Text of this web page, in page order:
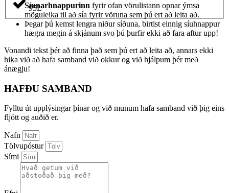
95L
Síunarhnappurinn fyrir ofan vörulistann opnar ýmsa
möguleika til að sía fyrir vöruna sem þú ert að leita að.
Þegar þú kemst lengra niður síðuna, birtist einnig síuhnappur
hægra megin á skjánum svo þú þurfir ekki að fara aftur upp!
Vonandi tekst þér að finna það sem þú ert að leita að, annars ekki
hika við að hafa samband við okkur og við hjálpum þér með
ánægju!
HAFÐU SAMBAND
Fylltu út upplýsingar þínar og við munum hafa samband við þig eins
fljótt og auðið er.
Nafn
Tölvupóstur
Sími